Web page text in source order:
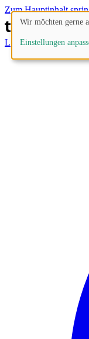
Zum Hauptinhalt
LösungenProzesse
Wir möchten gerne
Einstellungen